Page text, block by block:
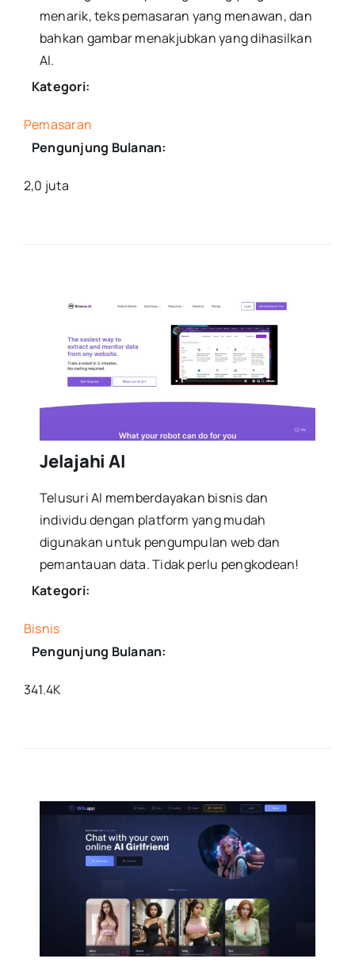
menarik, teks pemasaran yang menawan, dan
bahkan gambar menakjubkan yang dihasilkan
AI.
Kategori:
Pemasaran
Pengunjung Bulanan:
2,0 juta
Jelajahi AI
Telusuri AI memberdayakan bisnis dan
individu dengan platform yang mudah
digunakan untuk pengumpulan web dan
pemantauan data. Tidak perlu pengkodean!
Kategori:
Bisnis
Pengunjung Bulanan:
341.4K